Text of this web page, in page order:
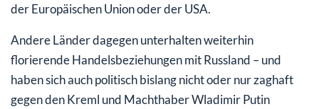
der Europäischen Union oder der USA.
Andere Länder dagegen unterhalten weiterhin
florierende Handelsbeziehungen mit Russland – und
haben sich auch politisch bislang nicht oder nur zaghaft
gegen den Kreml und Machthaber Wladimir Putin